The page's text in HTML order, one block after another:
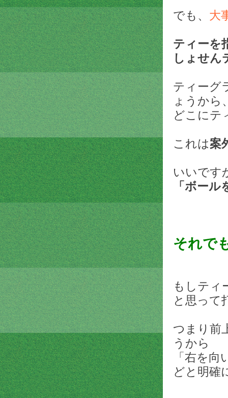
でも、 大
ティーを
しょせん
ティーグ
ょうから
どこにテ
これは案
いいです
「ボー
それで
もしティ
と思って
つまり前
うから
「右を
どと明確